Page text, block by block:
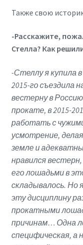
Также свою
-Расскажите,
Стелла? Как
-Стеллу я купила
2015-го съездила
вестерну в
прокате, в 2015-
работать с
усмотрение,
земле и
нравился
его лошадьми в
складывалось. Но
эту дисциплину
прокатными
причинам… Одна
специфическая, а